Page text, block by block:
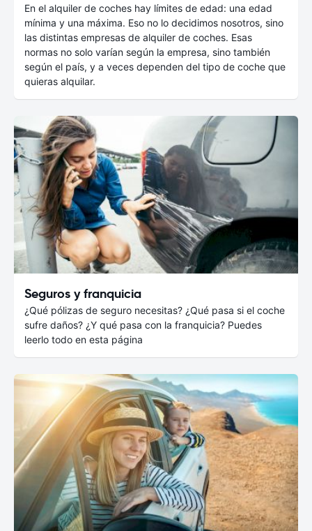
En el alquiler de coches hay límites de edad: una edad
mínima y una máxima. Eso no lo decidimos nosotros, sino
las distintas empresas de alquiler de coches. Esas
normas no solo varían según la empresa, sino también
según el país, y a veces dependen del tipo de coche que
quieras alquilar.
Seguros y franquicia
¿Qué pólizas de seguro necesitas? ¿Qué pasa si el coche
sufre daños? ¿Y qué pasa con la franquicia? Puedes
leerlo todo en esta página